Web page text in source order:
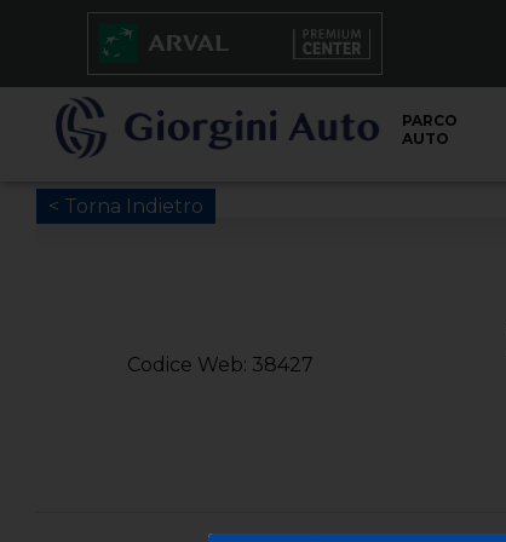
PARCO
AUTO
< Torna Indietro
Codice Web: 38427